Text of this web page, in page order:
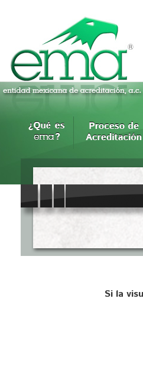
Si la